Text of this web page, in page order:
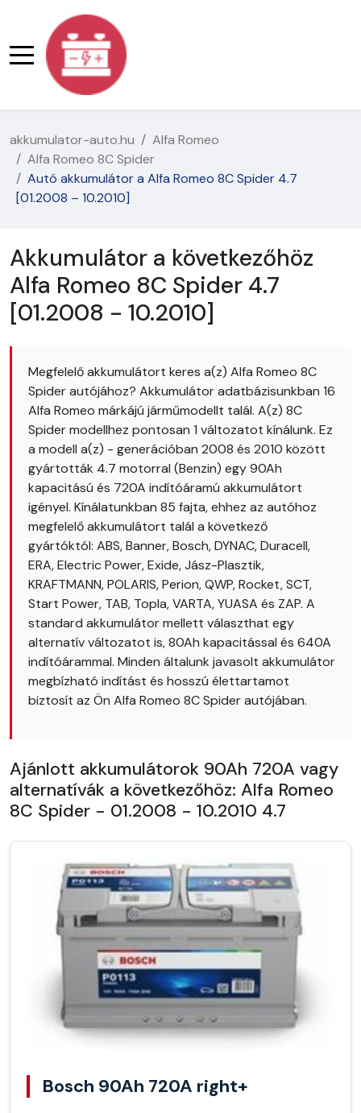
akkumulator-auto.hu
Alfa Romeo
Alfa Romeo 8C Spider
Autó akkumulátor a Alfa Romeo 8C Spider 4.7
[01.2008 – 10.2010]
Akkumulátor a következőhöz
Alfa Romeo 8C Spider 4.7
[01.2008 - 10.2010]
Megfelelő akkumulátort keres a(z) Alfa Romeo 8C
Spider autójához? Akkumulátor adatbázisunkban 16
Alfa Romeo márkájú járműmodellt talál. A(z) 8C
Spider modellhez pontosan 1 változatot kínálunk. Ez
a modell a(z) - generációban 2008 és 2010 között
gyártották 4.7 motorral (Benzin) egy 90Ah
kapacitású és 720A indítóáramú akkumulátort
igényel. Kínálatunkban 85 fajta, ehhez az autóhoz
megfelelő akkumulátort talál a következő
gyártóktól: ABS, Banner, Bosch, DYNAC, Duracell,
ERA, Electric Power, Exide, Jász-Plasztik,
KRAFTMANN, POLARIS, Perion, QWP, Rocket, SCT,
Start Power, TAB, Topla, VARTA, YUASA és ZAP. A
standard akkumulátor mellett választhat egy
alternatív változatot is, 80Ah kapacitással és 640A
indítóárammal. Minden általunk javasolt akkumulátor
megbízható indítást és hosszú élettartamot
biztosít az Ön Alfa Romeo 8C Spider autójában.
Ajánlott akkumulátorok 90Ah 720A vagy
alternatívák a következőhöz: Alfa Romeo
8C Spider - 01.2008 - 10.2010 4.7
Bosch 90Ah 720A right+